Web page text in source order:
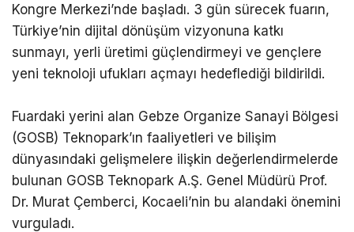
Kongre Merkezi’nde başladı. 3 gün sürecek fuarın,
Türkiye’nin dijital dönüşüm vizyonuna katkı
sunmayı, yerli üretimi güçlendirmeyi ve gençlere
yeni teknoloji ufukları açmayı hedeflediği bildirildi.
Fuardaki yerini alan Gebze Organize Sanayi Bölgesi
(GOSB) Teknopark’ın faaliyetleri ve bilişim
dünyasındaki gelişmelere ilişkin değerlendirmelerde
bulunan GOSB Teknopark A.Ş. Genel Müdürü Prof.
Dr. Murat Çemberci, Kocaeli’nin bu alandaki önemini
vurguladı.